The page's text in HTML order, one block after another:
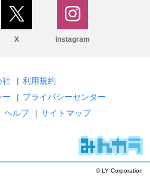
X Instagram
社 | 利用規約
ー
| プライバシーセンター
ヘルプ | サイトマップ
© LY Corporation